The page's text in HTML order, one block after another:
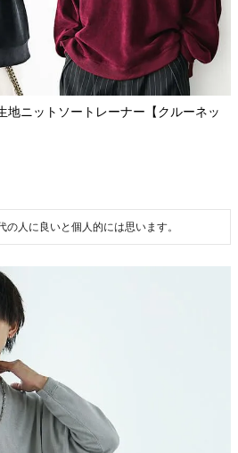
地ニットソートレーナー【クルーネッ
人に良いと個人的には思います。